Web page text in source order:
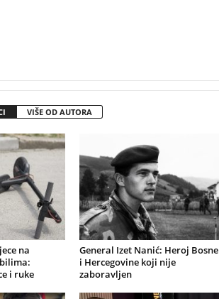
VIŠE OD AUTORA
na
i ruke
General Izet Nanić: Heroj Bosne
i Hercegovine koji nije
zaboravljen